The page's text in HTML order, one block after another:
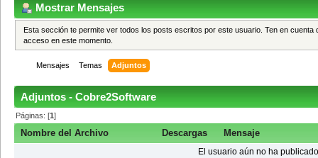
Mostrar Mensajes
Esta sección te permite ver todos los posts escritos por este usuario. Ten en
acceso en este momento.
Mensajes Temas Adjuntos
Adjuntos - Cobre2Software
Páginas: [1]
Nombre del Archivo Descargas Mensaje
El usuario aún no ha